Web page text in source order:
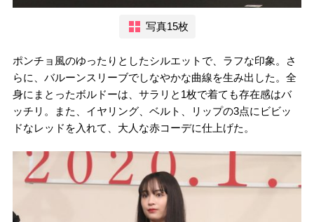
写真15枚
ポンチョ風のゆったりとしたシルエットで、ラフな印象。さ
らに、バルーンスリーブでしなやかな曲線を生み出した。全
身にまとったボルドーは、サラリと1枚で着ても存在感はバ
ッチリ。また、イヤリング、ベルト、リップの3点にビビッ
ドなレッドを入れて、大人な赤コーデに仕上げた。